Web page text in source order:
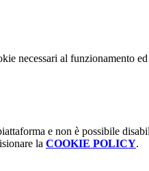
necessari al funzionamento
e non è possibile
la COOKIE POLICY.